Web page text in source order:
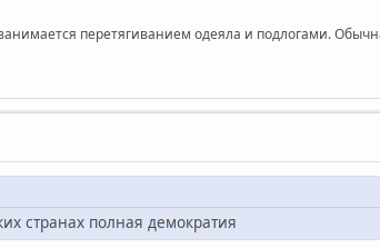
перетягиванием одеяла и подлогами.
странах полная демократия